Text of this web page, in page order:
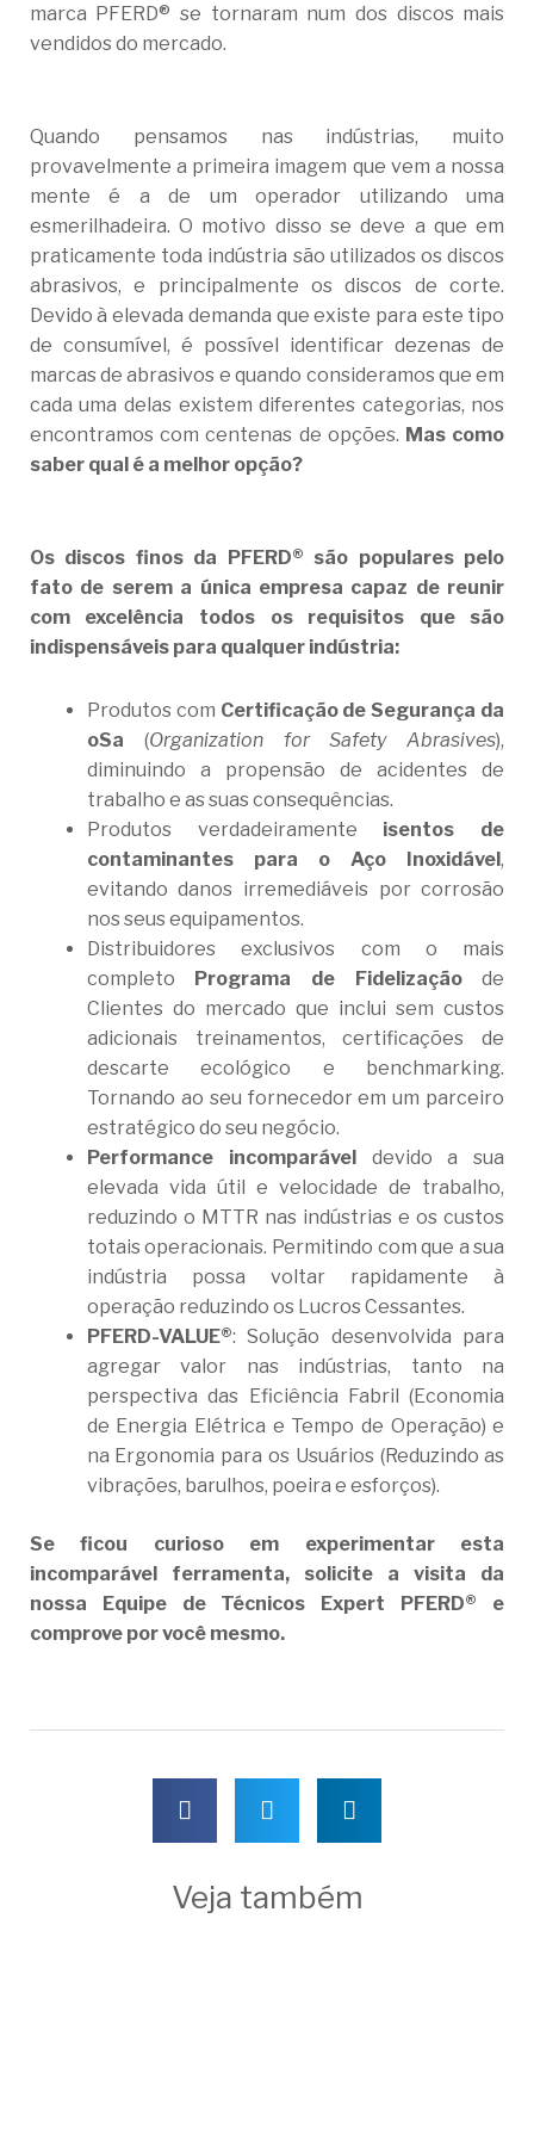
marca PFERD® se tornaram num dos discos mais
vendidos do mercado.
Quando pensamos nas indústrias, muito
provavelmente a primeira imagem que vem a nossa
mente é a de um operador utilizando uma
esmerilhadeira. O motivo disso se deve a que em
praticamente toda indústria são utilizados os discos
abrasivos, e principalmente os discos de corte.
Devido à elevada demanda que existe para este tipo
de consumível, é possível identificar dezenas de
marcas de abrasivos e quando consideramos que em
cada uma delas existem diferentes categorias, nos
encontramos com centenas de opções. Mas como
saber qual é a melhor opção?
Os discos finos da PFERD® são populares pelo
fato de serem a única empresa capaz de reunir
com excelência todos os requisitos que são
indispensáveis para qualquer indústria:
Produtos com Certificação de Segurança da
oSa (Organization for Safety Abrasives),
diminuindo a propensão de acidentes de
trabalho e as suas consequências.
Produtos verdadeiramente isentos de
contaminantes para o Aço Inoxidável,
evitando danos irremediáveis por corrosão
nos seus equipamentos.
Distribuidores exclusivos com o mais
completo
Programa de Fidelizaçãode
Clientes do mercado que inclui sem custos
adicionais treinamentos, certificações de
descarte ecológico e benchmarking.
Tornando ao seu fornecedor em um parceiro
estratégico do seu negócio.
Performance incomparável
devido a sua
elevada vida útil e velocidade de trabalho,
reduzindo o MTTR nas indústrias e os custos
totais operacionais. Permitindo com que a sua
indústria possa voltar rapidamente à
operação reduzindo os Lucros Cessantes.
PFERD-VALUE®: Solução desenvolvida para
agregar valor nas indústrias, tanto na
perspectiva das Eficiência Fabril (Economia
de Energia Elétrica e Tempo de Operação) e
na Ergonomia para os Usuários (Reduzindo as
vibrações, barulhos, poeira e esforços).
Se ficou curioso em experimentar esta
incomparável ferramenta, solicite a visita da
nossa Equipe de Técnicos Expert PFERD® e
comprove por você mesmo.
Veja também